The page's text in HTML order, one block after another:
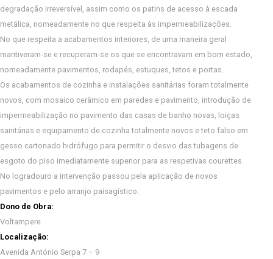
degradação irreversível, assim como os patins de acesso à escada
metálica, nomeadamente no que respeita às impermeabilizações.
No que respeita a acabamentos interiores, de uma maneira geral
mantiveram-se e recuperam-se os que se encontravam em bom estado,
nomeadamente pavimentos, rodapés, estuques, tetos e portas.
Os acabamentos de cozinha e instalações sanitárias foram totalmente
novos, com mosaico cerâmico em paredes e pavimento, introdução de
impermeabilização no pavimento das casas de banho novas, loiças
sanitárias e equipamento de cozinha totalmente novos e teto falso em
gesso cartonado hidrófugo para permitir o desvio das tubagens de
esgoto do piso imediatamente superior para as respetivas courettes.
No logradouro a intervenção passou pela aplicação de novos
pavimentos e pelo arranjo paisagístico.
Dono de Obra:
Voltampere
Localização:
Avenida António Serpa 7 – 9